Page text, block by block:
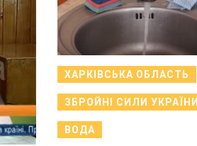
ХАРКІВСЬКА ОБЛАСТЬ
ЗБРОЙНІ СИЛИ УКРАЇНИ
ВОДА